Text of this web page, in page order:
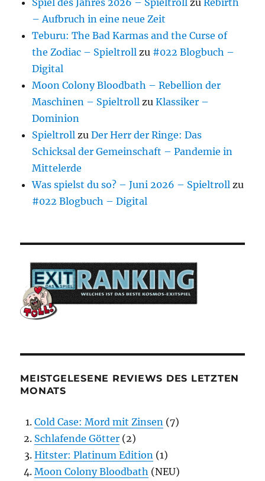
Spiel des Jahres 2026 – Spieltroll zuRebirth
– Aufbruch in eine neue Zeit
Teburu: The Bad Karmas and the Curse of
the Zodiac – Spieltroll zu #022 Blogbuch –
Digital
Moon Colony Bloodbath – Rebellion der
Maschinen – Spieltroll zuKlassiker –
Dominion
Spieltroll zuDer Herr der Ringe: Das
Schicksal der Gemeinschaft – Pandemie in
Mittelerde
Was spielst du so? – Juni 2026 – Spieltroll zu
#022 Blogbuch – Digital
MEISTGELESENE REVIEWS DES LETZTEN
MONATS
Cold Case: Mord mit Zinsen (7)
Schlafende Götter (2)
Hitster: Platinum Edition (1)
Moon Colony Bloodbath (NEU)